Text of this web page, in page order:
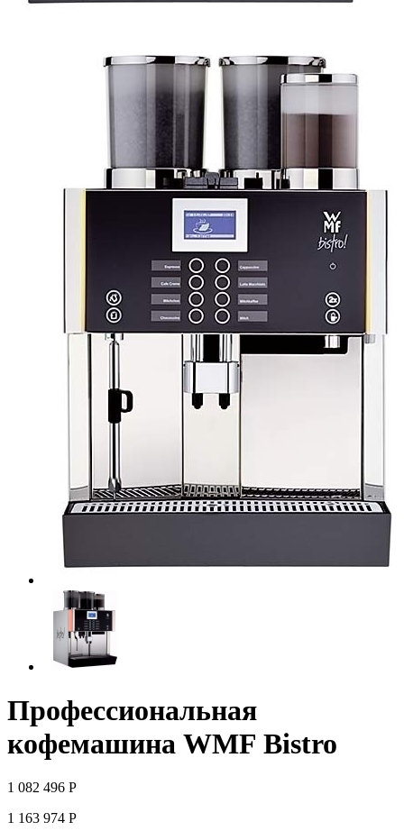
Профессиональная
кофемашина WMF Bistro
1 082 496 Р
1 163 974 Р